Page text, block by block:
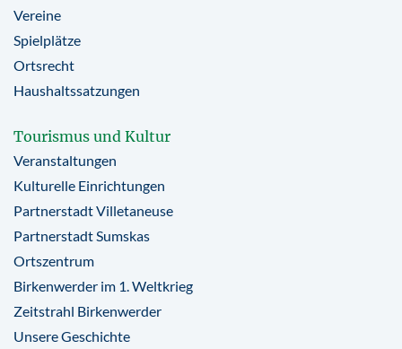
Vereine
Spielplätze
Ortsrecht
Haushaltssatzungen
Tourismus und Kultur
Veranstaltungen
Kulturelle Einrichtungen
Partnerstadt Villetaneuse
Partnerstadt Sumskas
Ortszentrum
Birkenwerder im 1. Weltkrieg
Zeitstrahl Birkenwerder
Unsere Geschichte